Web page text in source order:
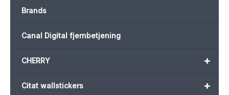
Brands
Canal Digital fjernbetjening
+
CHERRY
+
Citat wallstickers